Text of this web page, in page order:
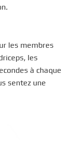
les membres
les
à chaque
sentez une